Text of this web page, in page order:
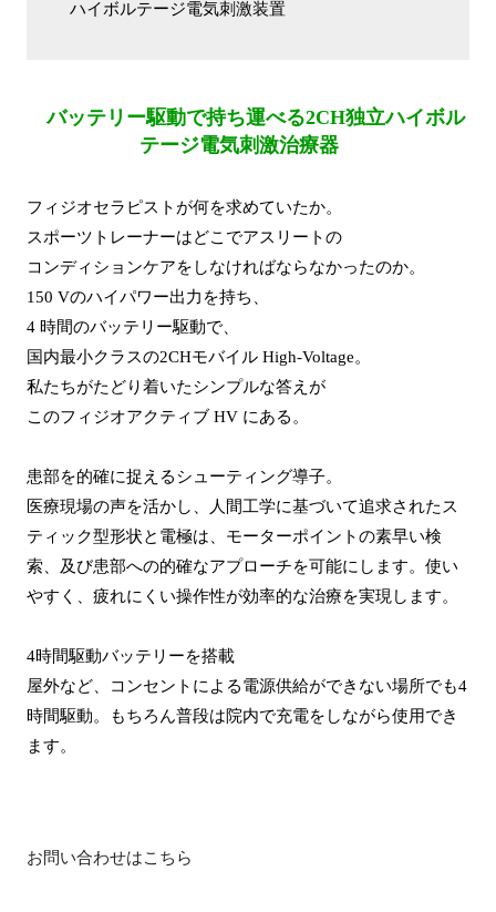
ハイボルテージ電気刺激装置
バッテリー駆動で持ち運べる2CH独立ハイボル
テージ電気刺激治療器
フィジオセラピストが何を求めていたか。
スポーツトレーナーはどこでアスリートの
コンディションケアをしなければならなかったのか。
150 Vのハイパワー出力を持ち、
4 時間のバッテリー駆動で、
国内最小クラスの2CHモバイル High-Voltage。
私たちがたどり着いたシンプルな答えが
このフィジオアクティブ HV にある。
患部を的確に捉えるシューティング導子。
医療現場の声を活かし、人間工学に基づいて追求されたス
ティック型形状と電極は、モーターポイントの素早い検
索、及び患部への的確なアプローチを可能にします。使い
やすく、疲れにくい操作性が効率的な治療を実現します。
4時間駆動バッテリーを搭載
屋外など、コンセントによる電源供給ができない場所でも4
時間駆動。もちろん普段は院内で充電をしながら使用でき
ます。
お問い合わせはこちら